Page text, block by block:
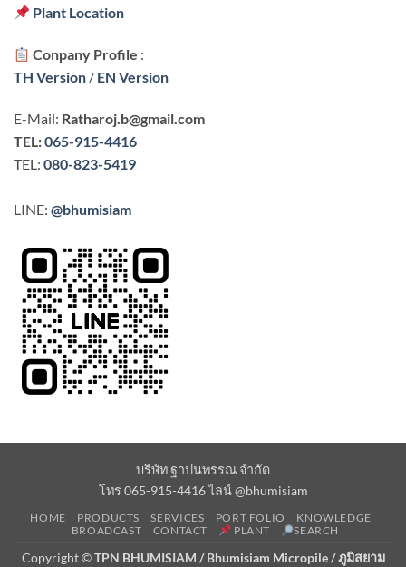
Plant Location
Conpany Profile :
TH Version / EN Version
E-Mail: Ratharoj.b@gmail.com
TEL:065-915-4416
TEL: 080-823-5419
LINE: @bhumisiam
บริษัท ฐาปนพรรณ จำกัด
โทร 065-915-4416 ไลน์ @bhumisiam
HOME PRODUCTS SERVICES PORT FOLIO
KNOWLEDGE
BROADCAST
CONTACT PLANT SEARCH
Copyright ©TPN BHUMISIAM / Bhumisiam Micropile / ภูมิสยาม